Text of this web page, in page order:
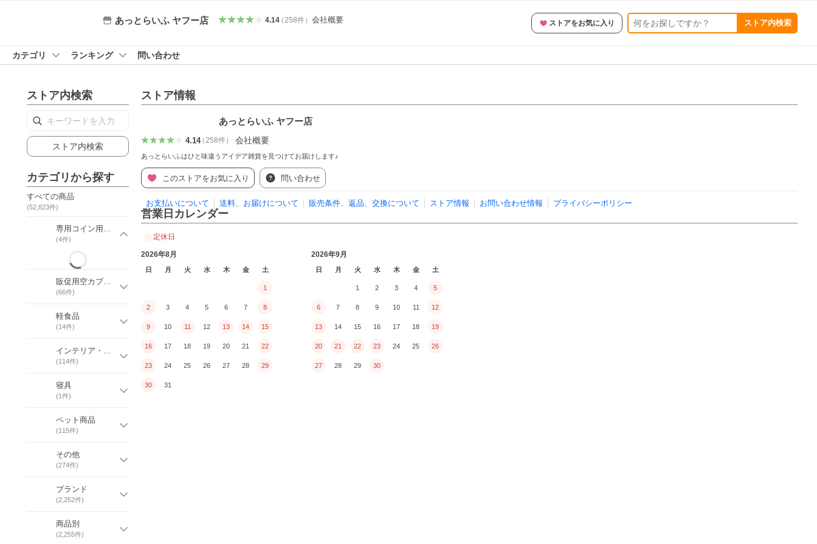
あっとらいふ ヤフー店 4.14（ 258件） 会社概要 ストアをお気に入り ストア内検索
カテゴリ ランキング 問い合わせ
ストア内検索
ストア内検索
カテゴリから探す
すべての商品
(52,823件)
専用コイン用ガチャマシン
(4件)
販促用空カプセル
(66件)
軽食品
(14件)
インテリア・家具
(114件)
寝具
(1件)
ペット商品
(115件)
その他
(274件)
ブランド
(2,252件)
商品別
(2,255件)
ストア情報
あっとらいふ ヤフー店
4.14（258件） 会社概要
あっとらいふはひと味違うアイデア雑貨を見つけてお届けします♪
このストアをお気に入り 問い合わせ
お支払いについて 送料、お届けについて 販売条件、返品、交換について ストア情報 お問い合わせ情報 プライバシーポリシー
営業日カレンダー
定休日
2026年8月
日 月 火 水 木 金 土
1
2 3 4 5 6 7 8
9 10 11 12 13 14 15
16 17 18 19 20 21 22
23 24 25 26 27 28 29
30 31
2026年9月
日 月 火 水 木 金 土
1 2 3 4 5
6 7 8 9 10 11 12
13 14 15 16 17 18 19
20 21 22 23 24 25 26
27 28 29 30